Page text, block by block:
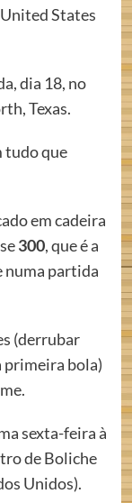
States
dia 18, no
Texas.
tudo que
em cadeira
300, que é a
numa partida
(derrubar
primeira bola)
sexta-feira à
de Boliche
Unidos).